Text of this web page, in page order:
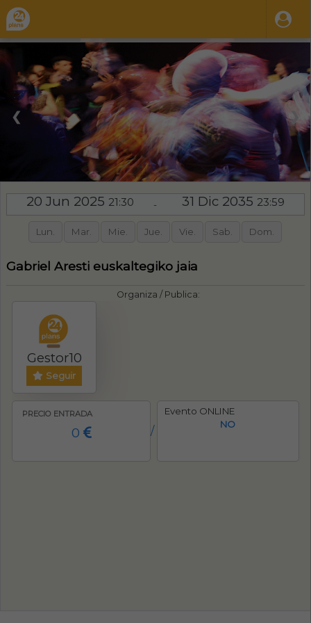
❮ ❯
20 Jun 2025 21:30 - 31 Dic 2035 23:59
Lun. Mar. Mie. Jue. Vie. Sab. Dom.
Gabriel Aresti euskaltegiko jaia
Organiza / Publica:
Gestor10
Seguir
PRECIO ENTRADA
0 /
Evento ONLINE
NO